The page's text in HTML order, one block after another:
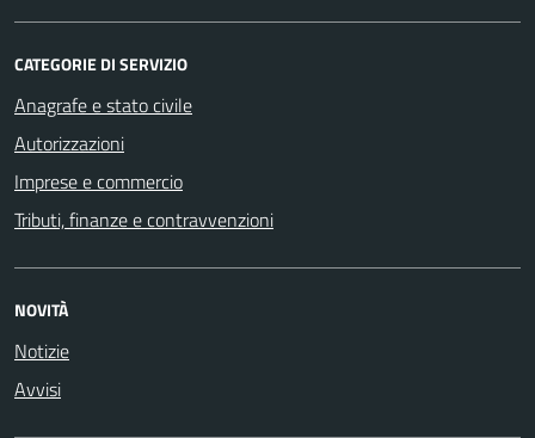
CATEGORIE DI SERVIZIO
Anagrafe e stato civile
Autorizzazioni
Imprese e commercio
Tributi, finanze e contravvenzioni
NOVITÀ
Notizie
Avvisi